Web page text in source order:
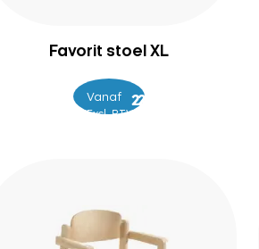
Favorit stoel XL
Vanaf 249
– 255
Excl. BTW